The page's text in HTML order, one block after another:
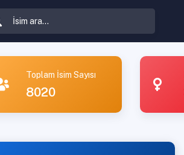
Toplam İsim Sayısı
8020